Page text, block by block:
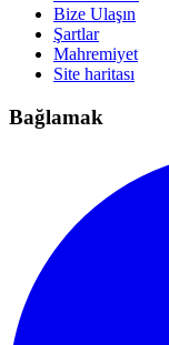
Bize Ulaşın
Şartlar
Mahremiyet
Site haritası
Bağlamak